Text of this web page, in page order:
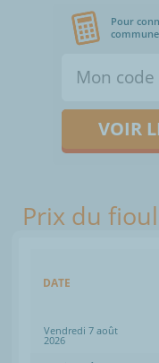
Pour
VOIR
Prix du
DATE
Vendredi 7 août
2026